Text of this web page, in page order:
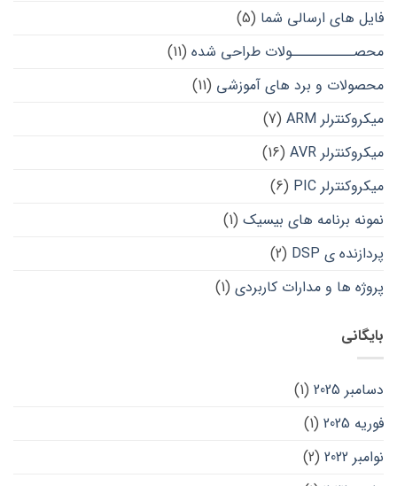
فایل های ارسالی شما (5)
محصــــــــــولات طراحی شده (11)
محصولات و برد های آموزشی (11)
میکروکنترلر ARM
(7)
میکروکنترلر AVR
(16)
میکروکنترلر PIC
(6)
نمونه برنامه های بیسیک (1)
پردازنده ی DSP
(2)
پروژه ها و مدارات کاربردی (1)
بایگانی
دسامبر 2025
(1)
فوریه 2025
(1)
نوامبر 2022
(2)